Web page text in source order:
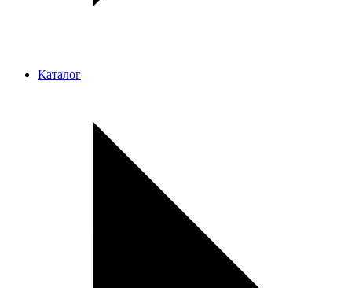
Каталог